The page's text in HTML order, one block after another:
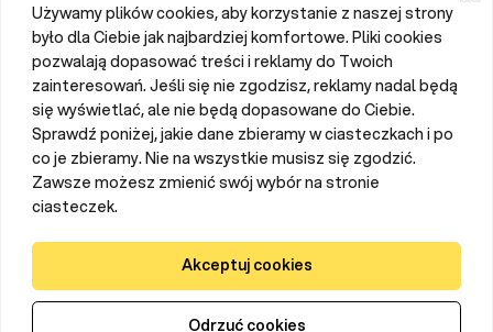
Używamy plików cookies, aby korzystanie z naszej strony
było dla Ciebie jak najbardziej komfortowe. Pliki cookies
pozwalają dopasować treści i reklamy do Twoich
zainteresowań. Jeśli się nie zgodzisz, reklamy nadal będą
się wyświetlać, ale nie będą dopasowane do Ciebie.
Sprawdź poniżej, jakie dane zbieramy w ciasteczkach i po
co je zbieramy. Nie na wszystkie musisz się zgodzić.
Zawsze możesz zmienić swój wybór na stronie
ciasteczek.
Akceptuj cookies
Odrzuć cookies